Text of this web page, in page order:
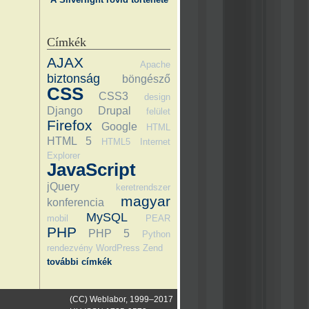
Címkék
AJAX Apache
biztonság böngésző
CSS CSS3 design
Django Drupal felület
Firefox Google HTML
HTML 5 HTML5
Internet
Explorer
JavaScript
jQuery keretrendszer
konferencia magyar
mobil MySQL PEAR
PHP PHP 5
Python
rendezvény WordPress Zend
további címkék
(CC) Weblabor, 1999–2017